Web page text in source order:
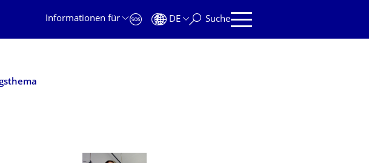
Informationen für
DE Suche